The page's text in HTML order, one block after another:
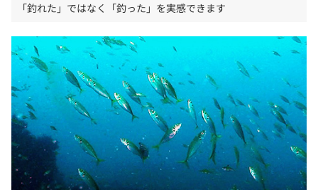
「釣れた」ではなく「釣った」を実感できます